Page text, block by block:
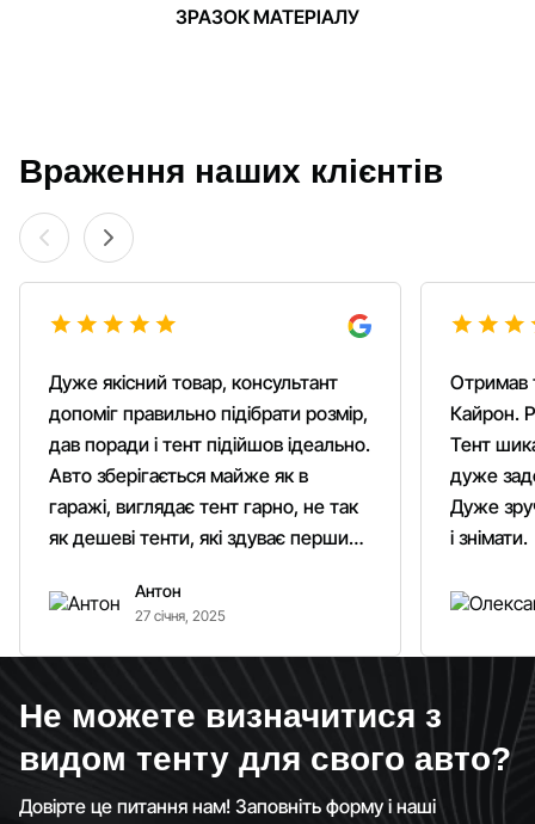
ЗРАЗОК МАТЕРІАЛУ
Враження наших клієнтів
Дуже якісний товар, консультант
допоміг правильно підібрати розмір,
дав поради і тент підійшов ідеально.
Авто зберігається майже як в
гаражі, виглядає тент гарно, не так
як дешеві тенти, які здуває першим
Рекомендую однозначно!
Антон
27 січня, 2025
Отримав
Кайрон.
Тент
дуже
Дуже
і знімати.
Не можете визначитися з
видом тенту для свого авто?
Довірте це питання нам! Заповніть форму і наші